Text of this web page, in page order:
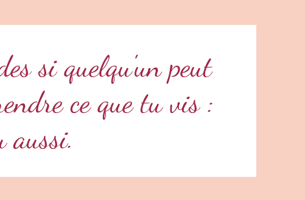
si quelqu'un peut
ce que tu vis :
aussi.